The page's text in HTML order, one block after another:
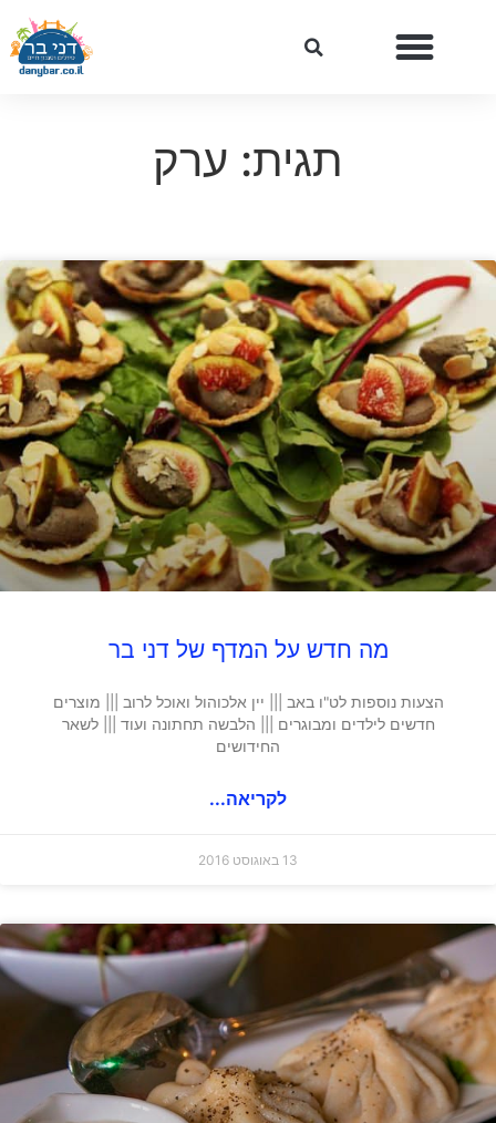
תגית: ערק
מה חדש על המדף של דני בר
הצעות נוספות לט"ו באב ||| יין אלכוהול ואוכל לרוב ||| מוצרים
חדשים לילדים ומבוגרים ||| הלבשה תחתונה ועוד ||| לשאר
החידושים
לקריאה...
13 באוגוסט 2016